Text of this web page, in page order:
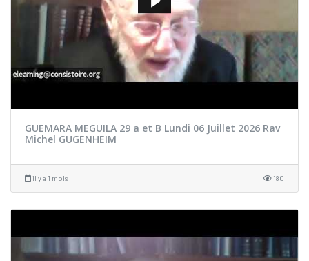
GUEMARA MEGUILA 29 a et B Lundi 06 Juillet 2026 Rav
Michel GUGENHEIM
il y a 1 mois 180